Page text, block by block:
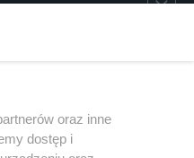
oraz inne
dostęp i